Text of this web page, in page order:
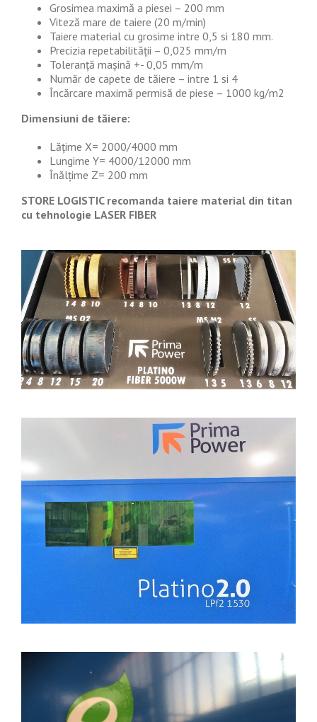
Grosimea maximă a piesei – 200 mm
Viteză mare de taiere (20 m/min)
Taiere material cu grosime intre 0,5 si 180 mm.
Precizia repetabilității – 0,025 mm/m
Toleranță mașină +- 0,05 mm/m
Număr de capete de tăiere – intre 1 si 4
Încărcare maximă permisă de piese – 1000 kg/m2
Dimensiuni de tăiere:
Lățime X= 2000/4000 mm
Lungime Y= 4000/12000 mm
Înălțime Z= 200 mm
STORE LOGISTIC recomanda taiere material din titan
cu tehnologie LASER FIBER